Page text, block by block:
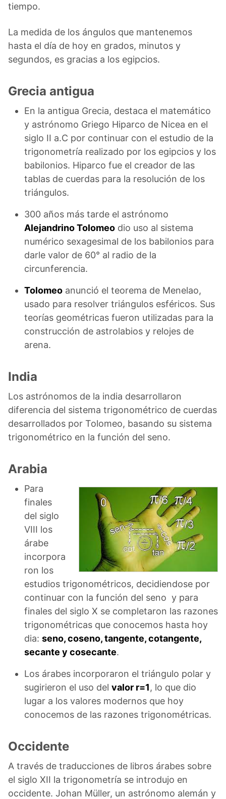
tiempo.
La medida de los ángulos que mantenemos
hasta el día de hoy en grados, minutos y
segundos, es gracias a los egipcios.
Grecia antigua
En la antigua Grecia, destaca el matemático
y astrónomo Griego Hiparco de Nicea en el
siglo II a.C por continuar con el estudio de la
trigonometría realizado por los egipcios y los
babilonios. Hiparco fue el creador de las
tablas de cuerdas para la resolución de los
triángulos.
300 años más tarde el astrónomo
Alejandrino Tolomeo dio uso al sistema
numérico sexagesimal de los babilonios para
darle valor de 60° al radio de la
circunferencia.
Tolomeo anunció el teorema de Menelao,
usado para resolver triángulos esféricos. Sus
teorías geométricas fueron utilizadas para la
construcción de astrolabios y relojes de
arena.
India
Los astrónomos de la india desarrollaron
diferencia del sistema trigonométrico de cuerdas
desarrollados por Tolomeo, basando su sistema
trigonométrico en la función del seno.
Arabia
Para
finales
del siglo
VIII los
árabe
incorpora
ron los
estudios trigonométricos, decidiendose por
continuar con la función del seno y para
finales del siglo X se completaron las razones
trigonométricas que conocemos hasta hoy
dia: seno, coseno, tangente, cotangente,
secante y cosecante.
Los árabes incorporaron el triángulo polar y
sugirieron el uso del valor r=1, lo que dio
lugar a los valores modernos que hoy
conocemos de las razones trigonométricas.
Occidente
A través de traducciones de libros árabes sobre
el siglo XII la trigonometría se introdujo en
occidente. Johan Müller, un astrónomo alemán y